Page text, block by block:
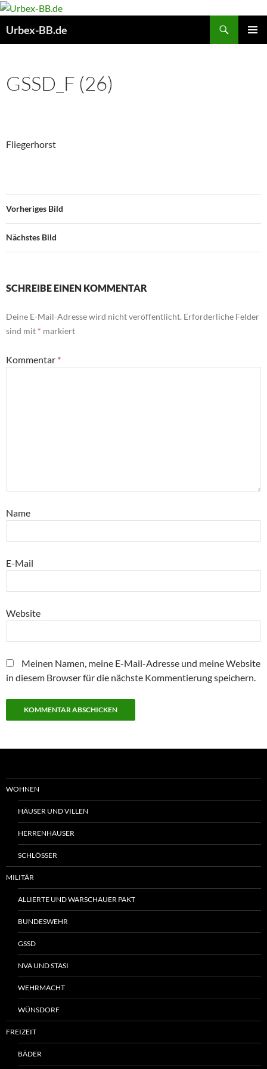
Urbex-BB.de
GSSD_F (26)
Fliegerhorst
Vorheriges Bild
Nächstes Bild
SCHREIBE EINEN KOMMENTAR
Deine E-Mail-Adresse wird nicht veröffentlicht. Erforderliche Felder
sind mit * markiert
Kommentar *
Name
E-Mail
Website
Meinen Namen, meine E-Mail-Adresse und meine Website
in diesem Browser für die nächste Kommentierung speichern.
WOHNEN
HÄUSER UND VILLEN
HERRENHÄUSER
SCHLÖSSER
MILITÄR
ALLIERTE UND WARSCHAUER PAKT
BUNDESWEHR
GSSD
NVA UND STASI
WEHRMACHT
WÜNSDORF
FREIZEIT
BÄDER